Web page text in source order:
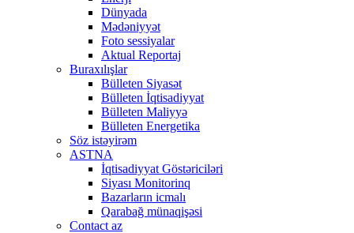
Dünyada
Mədəniyyət
Foto sessiyalar
Aktual Reportaj
Buraxılışlar
Bülleten Siyasət
Bülleten İqtisadiyyat
Bülleten Maliyyə
Bülleten Energetika
Söz istəyirəm
ASTNA
İqtisadiyyat Göstəriciləri
Siyası Monitorinq
Bazarların icmalı
Qarabağ münaqişəsi
Contact az